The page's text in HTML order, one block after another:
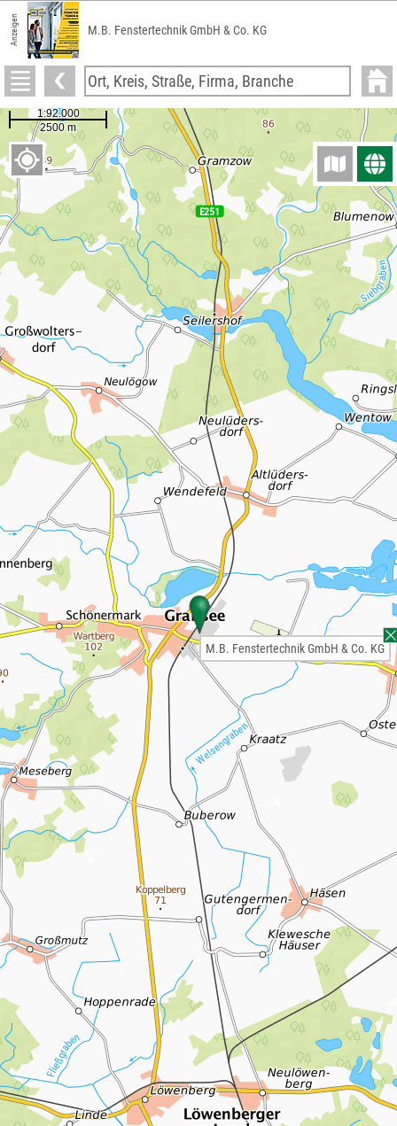
Anzeigen M.B. Fenstertechnik GmbH & Co. KG
M.B. Fenstertechnik GmbH & Co. KG